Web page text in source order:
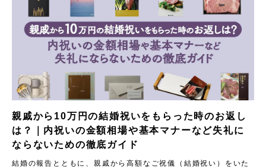
親戚から10万円の結婚祝いをもらった時のお返し
は？｜内祝いの金額相場や基本マナーなど失礼に
ならないための徹底ガイド
結婚の報告とともに、親戚から高額なご祝儀（結婚祝い）をいた